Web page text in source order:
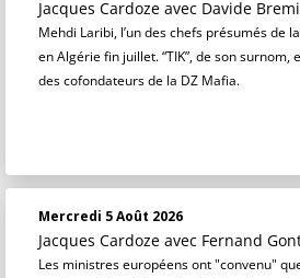
Jacques Cardoze avec Davide Bremi
Mehdi Laribi, l’un des chefs présumés de
en Algérie fin juillet. “TIK”, de son surnom,
des cofondateurs de la DZ Mafia.
Mercredi 5 Août 2026
Jacques Cardoze avec Fernand
Les ministres européens ont "convenu"